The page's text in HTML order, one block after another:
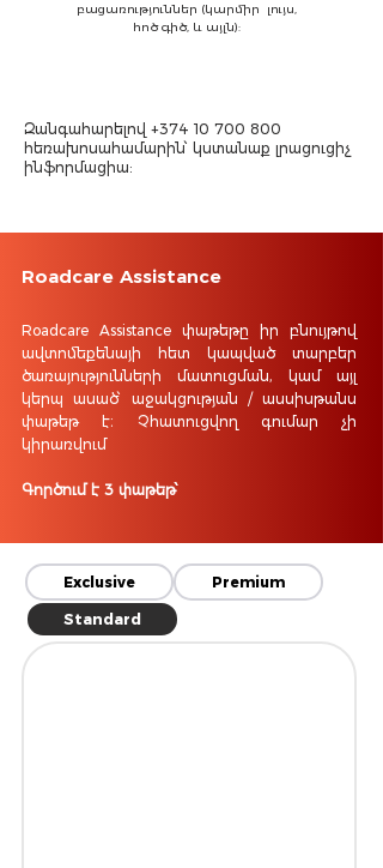
բացառություններ (կարմիր լույս,
հոծ գիծ, և այլն):
Զանգահարելով +374 10 700 800
հեռախոսահամարին՝ կստանաք լրացուցիչ
ինֆորմացիա:
Roadcare Assistance
Roadcare Assistance փաթեթը իր բնույթով
ավտոմեքենայի հետ կապված տարբեր
ծառայությունների մատուցման, կամ այլ
կերպ ասած՝ աջակցության / ասսիսթանս
փաթեթ է։ Չ հատուցվող գումար չի
կիրառվում
Գործում է 3 փաթեթ՝
Exclusive Premium
Standard